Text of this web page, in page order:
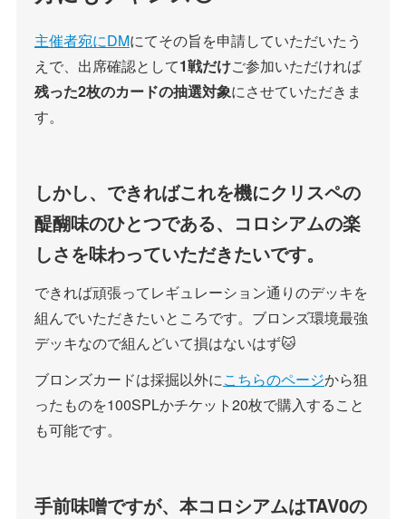
主催者宛にDMにてその旨を申請していただいたう
えで、出席確認として1戦だけご参加いただければ
残った2枚のカードの抽選対象にさせていただきま
す。
しかし、できればこれを機にクリスペの
醍醐味のひとつである、コロシアムの楽
しさを味わっていただきたいです。
できれば頑張ってレギュレーション通りのデッキを
組んでいただきたいところです。ブロンズ環境最強
デッキなので組んどいて損はないはず🐱
ブロンズカードは採掘以外にこちらのページから狙
ったものを100SPLかチケット20枚で購入すること
も可能です。
手前味噌ですが、本コロシアムはTAV0の